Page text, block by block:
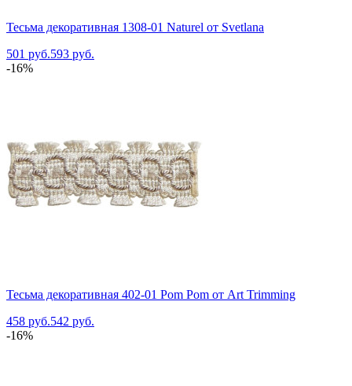
Тесьма декоративная 1308-01 Naturel от Svetlana
501 руб.593 руб.
-16%
Тесьма декоративная 402-01 Pom Pom от Art Trimming
458 руб.542 руб.
-16%